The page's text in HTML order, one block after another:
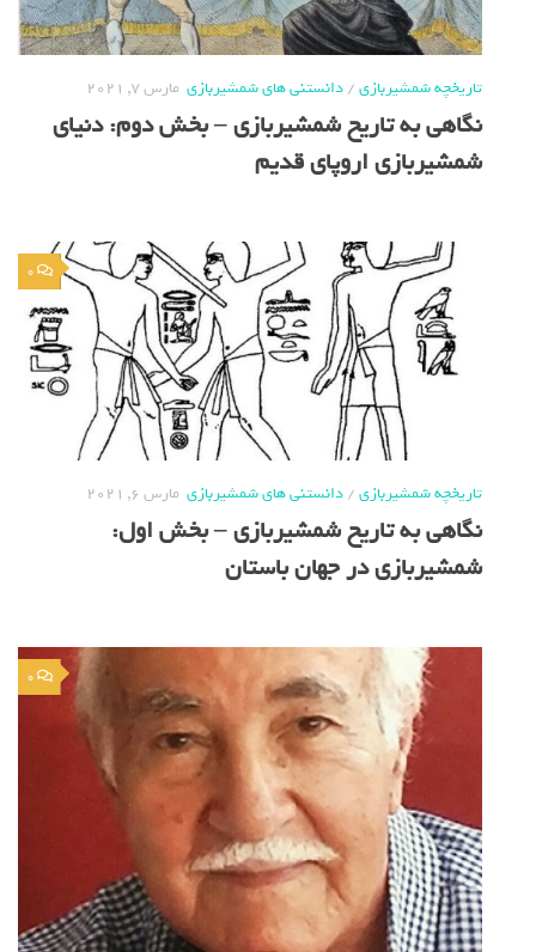
تاریخچه شمشیربازی/دانستنی های شمشیربازی مارس 7, 2021
نگاهی به تاریخ شمشیربازی – بخش دوم: دنیای
شمشیربازی اروپای قدیم
0
تاریخچه شمشیربازی/دانستنی های شمشیربازی مارس 6, 2021
نگاهی به تاریخ شمشیربازی – بخش اول:
شمشیربازی در جهان باستان
0